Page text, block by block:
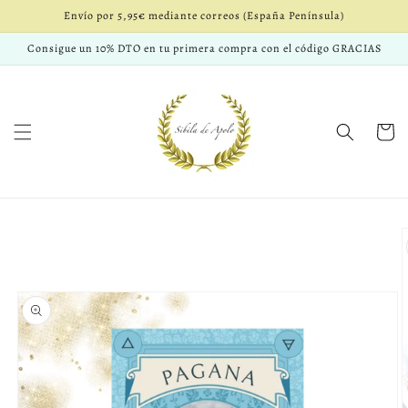
directamente
al contenido
Envío por 5,95€ mediante correos (España Península)
Consigue un 10% DTO en tu primera compra con el código GRACIAS
Carrito